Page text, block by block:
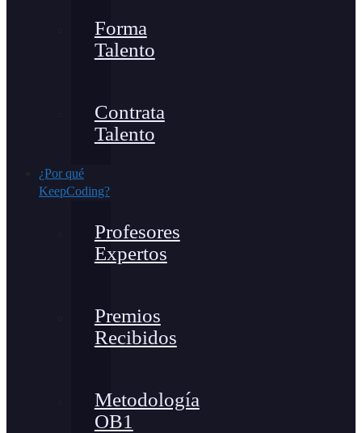
Forma
Talento
Contrata
Talento
¿Por qué
KeepCoding?
Profesores
Expertos
Premios
Recibidos
Metodología
OB1